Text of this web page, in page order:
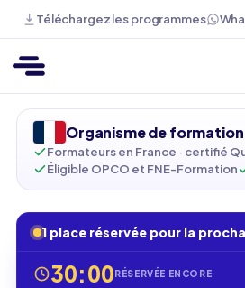
Téléchargez les programmes
Organisme de
Formateurs en France · certifié
Éligible OPCO et FNE-Formation
1 place réservée pour la
30:00RÉSERVÉE ENCORE